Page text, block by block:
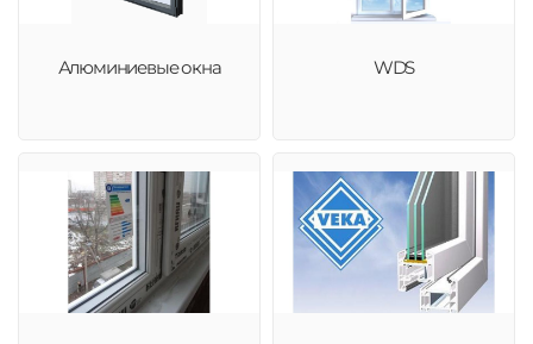
Алюминиевые окна WDS